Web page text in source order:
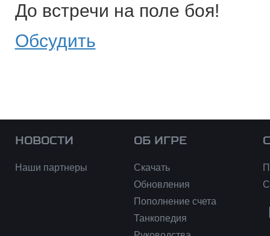
До встречи на поле боя!
Обсудить
НОВОСТИ
Наши партнеры
ОБ ИГРЕ
Скачать
Обновления
Пополнение счета
Танкопедия